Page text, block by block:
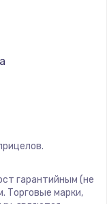
гарантийным (не
Торговые марки,